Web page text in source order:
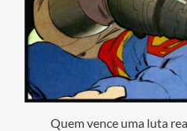
Quem vence uma luta